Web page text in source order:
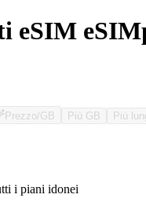
eSIM
Prezzo/GB Più GB Più
i piani idonei